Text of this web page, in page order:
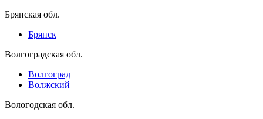
Брянская обл.
Брянск
Волгоградская обл.
Волгоград
Волжский
Вологодская обл.